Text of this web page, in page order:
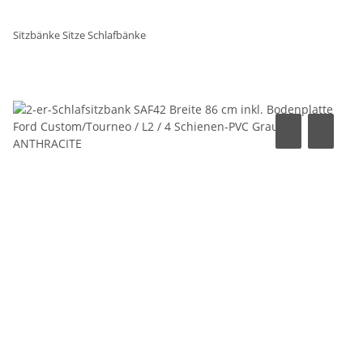
Sitzbänke Sitze Schlafbänke